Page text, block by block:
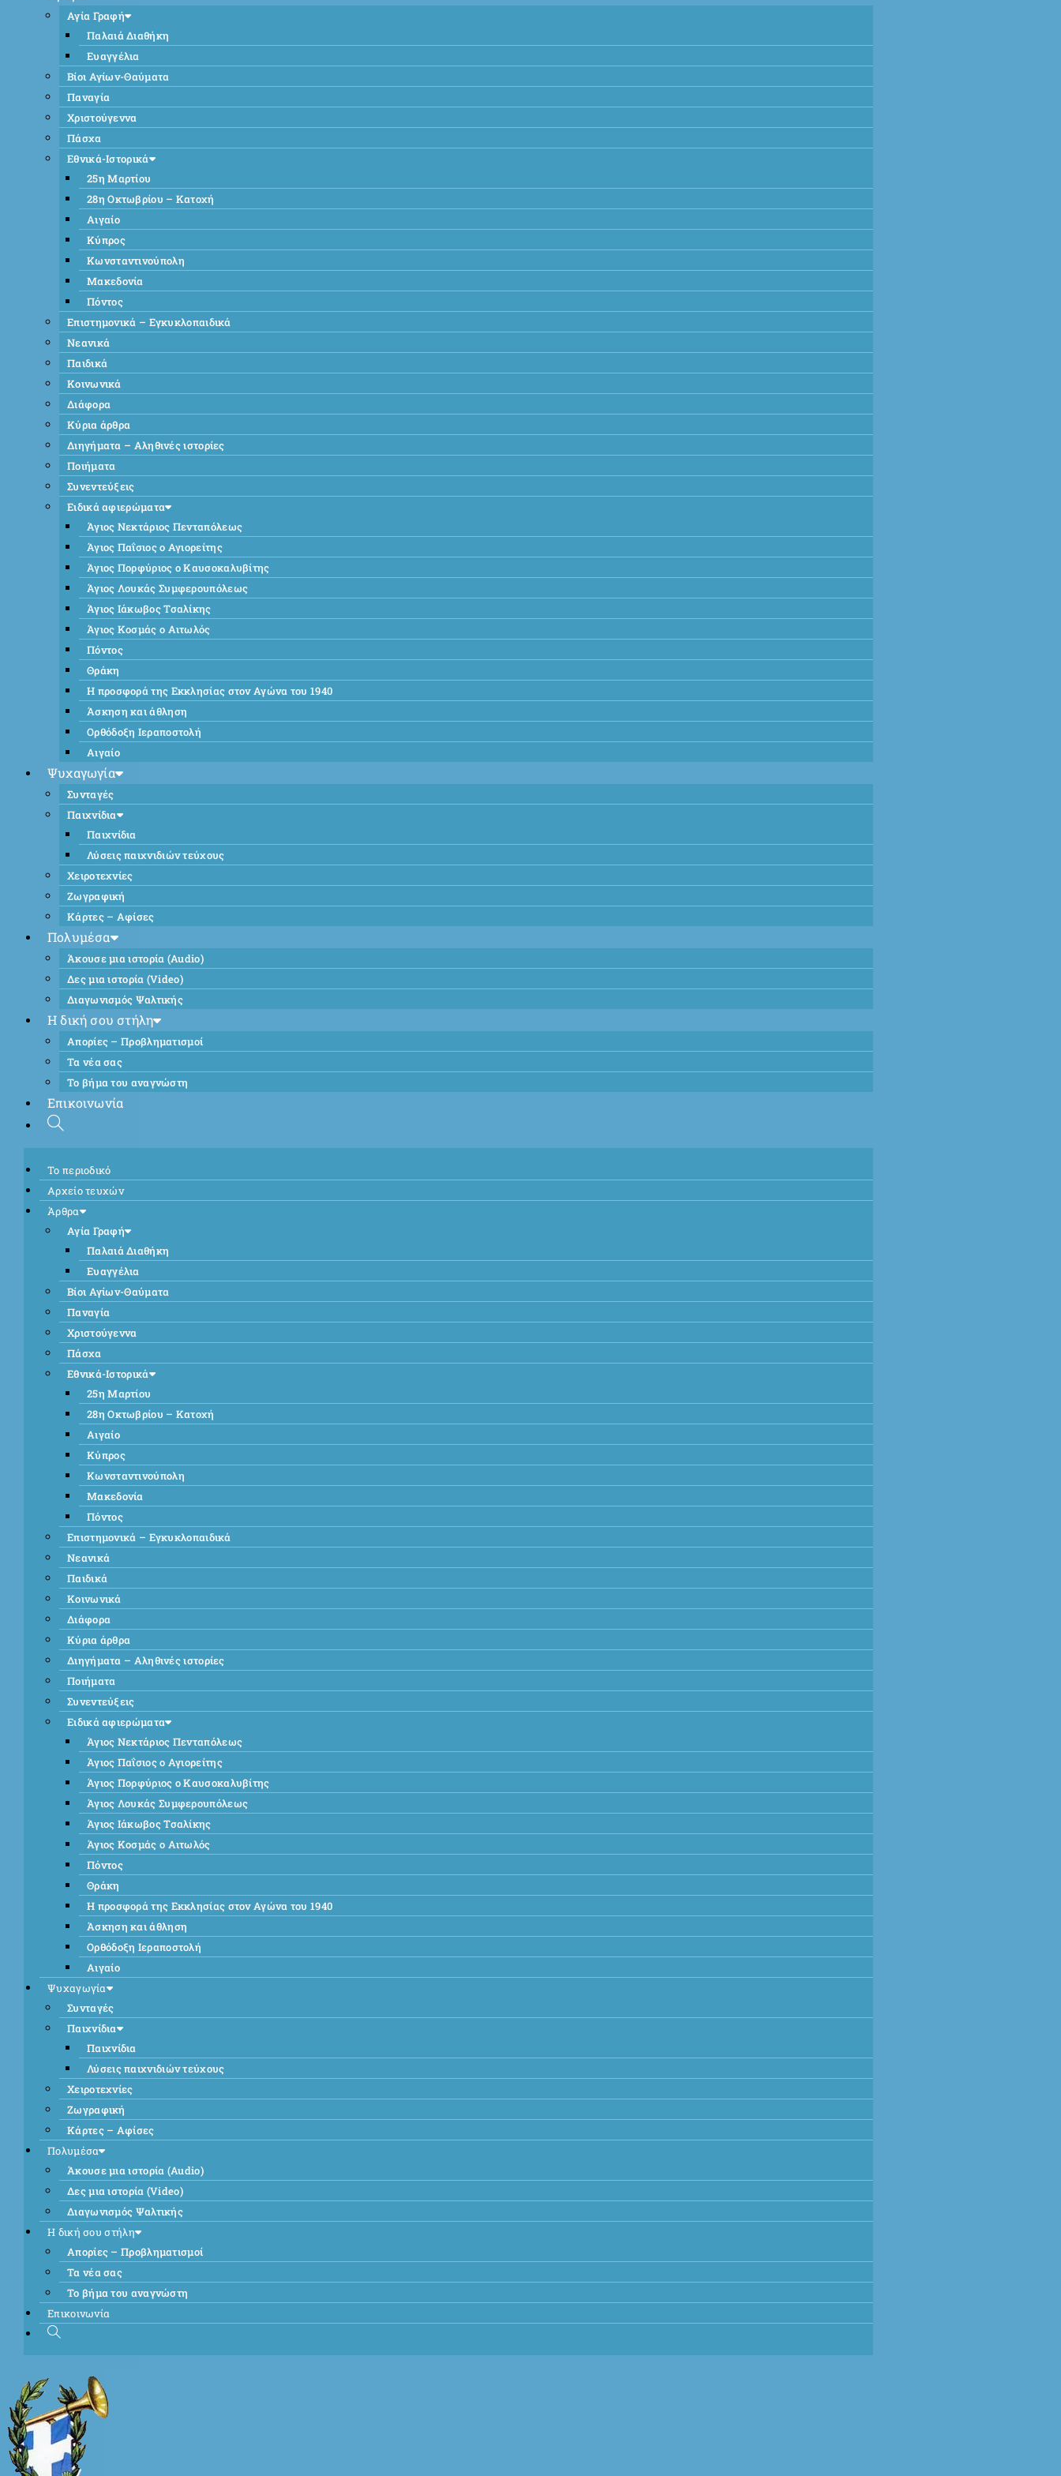
Αγία Γραφή
Παλαιά Διαθήκη
Ευαγγέλια
Βίοι Αγίων-Θαύματα
Παναγία
Χριστούγεννα
Πάσχα
Εθνικά-Ιστορικά
25η Μαρτίου
28η Οκτωβρίου – Κατοχή
Αιγαίο
Κύπρος
Κωνσταντινούπολη
Μακεδονία
Πόντος
Επιστημονικά – Εγκυκλοπαιδικά
Νεανικά
Παιδικά
Κοινωνικά
Διάφορα
Κύρια άρθρα
Διηγήματα – Αληθινές ιστορίες
Ποιήματα
Συνεντεύξεις
Ειδικά αφιερώματα
Άγιος Νεκτάριος Πενταπόλεως
Άγιος Παΐσιος ο Αγιορείτης
Άγιος Πορφύριος ο Καυσοκαλυβίτης
Άγιος Λουκάς Συμφερουπόλεως
Άγιος Ιάκωβος Τσαλίκης
Άγιος Κοσμάς ο Αιτωλός
Πόντος
Θράκη
Η προσφορά της Εκκλησίας στον Αγώνα του 1940
Άσκηση και άθληση
Ορθόδοξη Ιεραποστολή
Αιγαίο
Ψυχαγωγία
Συνταγές
Παιχνίδια
Παιχνίδια
Λύσεις παιχνιδιών τεύχους
Χειροτεχνίες
Ζωγραφική
Κάρτες – Αφίσες
Πολυμέσα
Άκουσε μια ιστορία (Audio)
Δες μια ιστορία (Video)
Διαγωνισμός Ψαλτικής
Η δική σου στήλη
Απορίες – Προβληματισμοί
Τα νέα σας
Το βήμα του αναγνώστη
Επικοινωνία
Το περιοδικό
Αρχείο τευχών
Άρθρα
Αγία Γραφή
Παλαιά Διαθήκη
Ευαγγέλια
Βίοι Αγίων-Θαύματα
Παναγία
Χριστούγεννα
Πάσχα
Εθνικά-Ιστορικά
25η Μαρτίου
28η Οκτωβρίου – Κατοχή
Αιγαίο
Κύπρος
Κωνσταντινούπολη
Μακεδονία
Πόντος
Επιστημονικά – Εγκυκλοπαιδικά
Νεανικά
Παιδικά
Κοινωνικά
Διάφορα
Κύρια άρθρα
Διηγήματα – Αληθινές ιστορίες
Ποιήματα
Συνεντεύξεις
Ειδικά αφιερώματα
Άγιος Νεκτάριος Πενταπόλεως
Άγιος Παΐσιος ο Αγιορείτης
Άγιος Πορφύριος ο Καυσοκαλυβίτης
Άγιος Λουκάς Συμφερουπόλεως
Άγιος Ιάκωβος Τσαλίκης
Άγιος Κοσμάς ο Αιτωλός
Πόντος
Θράκη
Η προσφορά της Εκκλησίας στον Αγώνα του 1940
Άσκηση και άθληση
Ορθόδοξη Ιεραποστολή
Αιγαίο
Ψυχαγωγία
Συνταγές
Παιχνίδια
Παιχνίδια
Λύσεις παιχνιδιών τεύχους
Χειροτεχνίες
Ζωγραφική
Κάρτες – Αφίσες
Πολυμέσα
Άκουσε μια ιστορία (Audio)
Δες μια ιστορία (Video)
Διαγωνισμός Ψαλτικής
Η δική σου στήλη
Απορίες – Προβληματισμοί
Τα νέα σας
Το βήμα του αναγνώστη
Επικοινωνία